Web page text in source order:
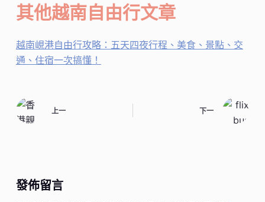
其他越南自由行文章
越南峴港自由行攻略：五天四夜行程、美食、景點、交
通、住宿一次搞懂！
上一 下一
發佈留言